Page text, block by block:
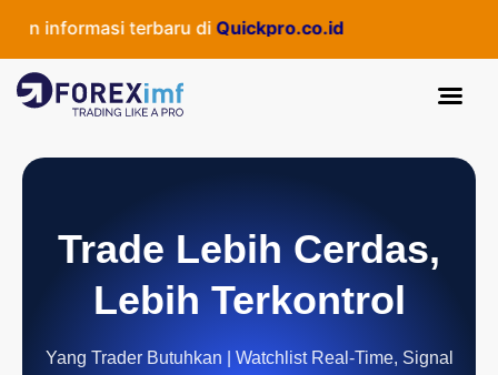
informasi terbaru diQuickpro.co.id
Trade Lebih Cerdas,
Lebih Terkontrol
Yang Trader Butuhkan | Watchlist Real-Time, Signal